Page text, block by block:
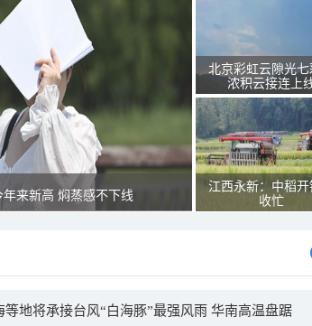
来新高 焖蒸感不下线
北京彩虹云隙光七
浓积云接连上
江西永新：中稻开
收忙
等地将承接台风“白海豚”最强风雨 华南高温盘踞